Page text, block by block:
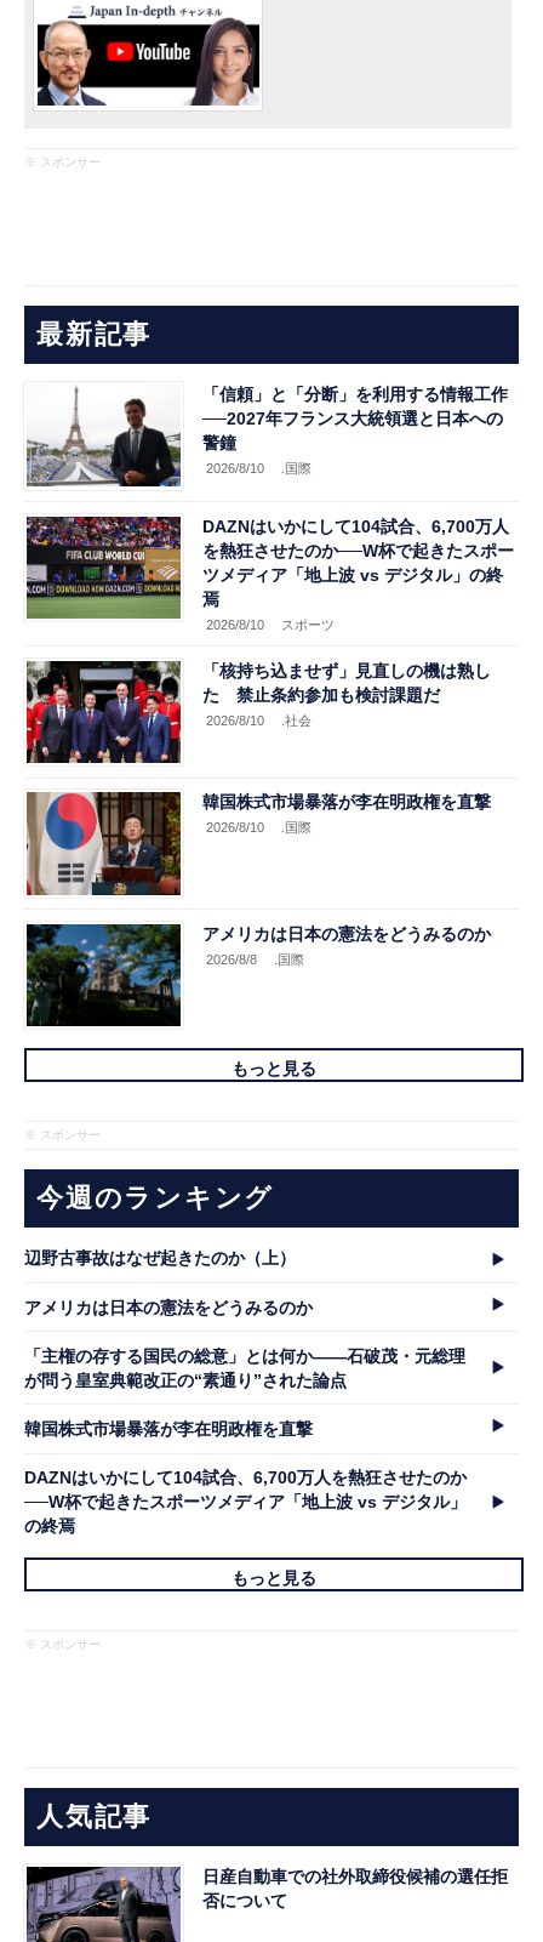
※ スポンサー
最新記事
「信頼」と「分断」を利用する情報工作
──2027年フランス大統領選と日本への
警鐘
2026/8/10 .国際
DAZNはいかにして104試合、6,700万人
を熱狂させたのか──W杯で起きたスポー
ツメディア「地上波 vs デジタル」の終
焉
2026/8/10 スポーツ
「核持ち込ませず」見直しの機は熟し
た 禁止条約参加も検討課題だ
2026/8/10 .社会
韓国株式市場暴落が李在明政権を直撃
2026/8/10 .国際
アメリカは日本の憲法をどうみるのか
2026/8/8 .国際
もっと見る
※ スポンサー
今週のランキング
辺野古事故はなぜ起きたのか（上）
アメリカは日本の憲法をどうみるのか
「主権の存する国民の総意」とは何か――石破茂・元総理
が問う皇室典範改正の“素通り”された論点
韓国株式市場暴落が李在明政権を直撃
DAZNはいかにして104試合、6,700万人を熱狂させたのか
──W杯で起きたスポーツメディア「地上波 vs デジタル」
の終焉
もっと見る
※ スポンサー
人気記事
日産自動車での社外取締役候補の選任拒
否について